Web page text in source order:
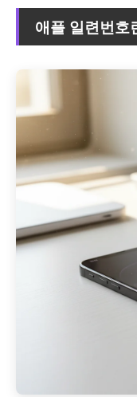
애플 일련번호